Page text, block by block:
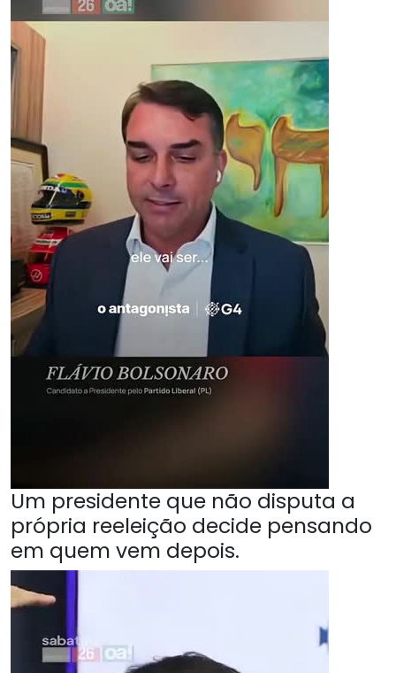
Um presidente que não disputa a
própria reeleição decide pensando
em quem vem depois.